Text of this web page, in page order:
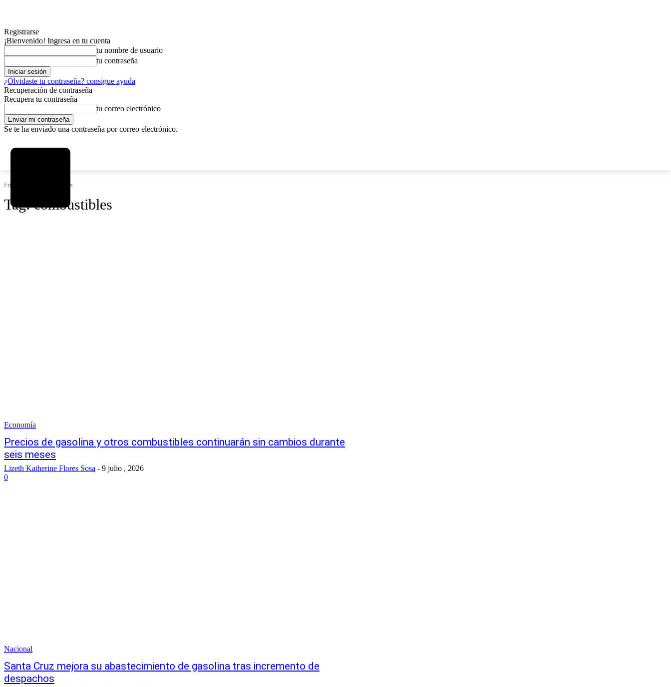
Registrarse
¡Bienvenido! Ingresa en tu cuenta
tu nombre de usuario
tu contraseña
¿Olvidaste tu contraseña? consigue ayuda
Recuperación de contraseña
Recupera tu contraseña
tu correo electrónico
Se te ha enviado una contraseña por correo electrónico.
Etiquetas Combustibles
Tag:combustibles
Economía
Precios de gasolina y otros combustibles continuarán sin cambios durante
seis meses
Lizeth Katherine Flores Sosa - 9 julio , 2026
0
Nacional
Santa Cruz mejora su abastecimiento de gasolina tras incremento de
despachos